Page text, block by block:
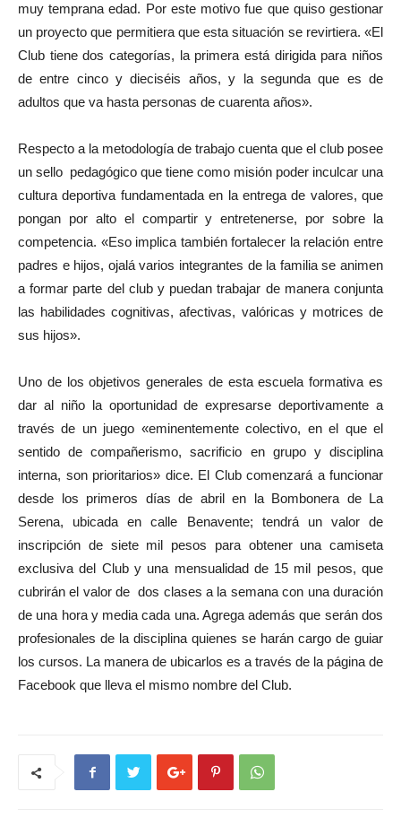
muy temprana edad. Por este motivo fue que quiso gestionar
un proyecto que permitiera que esta situación se revirtiera. «El
Club tiene dos categorías, la primera está dirigida para niños
de entre cinco y dieciséis años, y la segunda que es de
adultos que va hasta personas de cuarenta años».
Respecto a la metodología de trabajo cuenta que el club posee
un sello pedagógico que tiene como misión poder inculcar una
cultura deportiva fundamentada en la entrega de valores, que
pongan por alto el compartir y entretenerse, por sobre la
competencia. «Eso implica también fortalecer la relación entre
padres e hijos, ojalá varios integrantes de la familia se animen
a formar parte del club y puedan trabajar de manera conjunta
las habilidades cognitivas, afectivas, valóricas y motrices de
sus hijos».
Uno de los objetivos generales de esta escuela formativa es
dar al niño la oportunidad de expresarse deportivamente a
través de un juego «eminentemente colectivo, en el que el
sentido de compañerismo, sacrificio en grupo y disciplina
interna, son prioritarios» dice. El Club comenzará a funcionar
desde los primeros días de abril en la Bombonera de La
Serena, ubicada en calle Benavente; tendrá un valor de
inscripción de siete mil pesos para obtener una camiseta
exclusiva del Club y una mensualidad de 15 mil pesos, que
cubrirán el valor de dos clases a la semana con una duración
de una hora y media cada una. Agrega además que serán dos
profesionales de la disciplina quienes se harán cargo de guiar
los cursos. La manera de ubicarlos es a través de la página de
Facebook que lleva el mismo nombre del Club.